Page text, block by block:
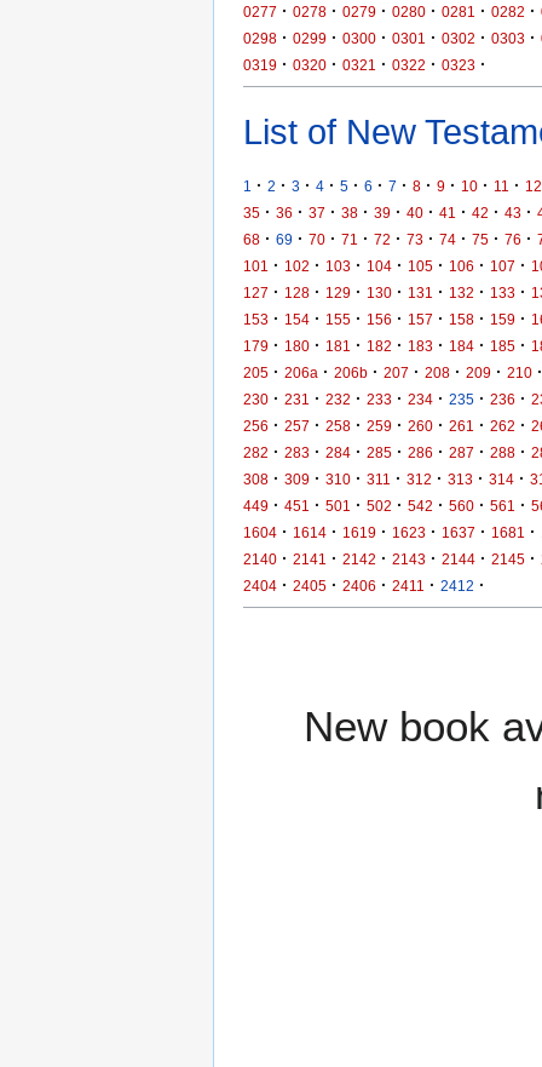
0277 · 0278 · 0279 · 0280 · 0281 · 0282 ·
0298 · 0299 · 0300 · 0301 · 0302 · 0303 ·
0319 · 0320 · 0321 · 0322 · 0323 ·
List of New
1 · 2 · 3 · 4 · 5 · 6 · 7 · 8 · 9 · 10 · 11 · 12
35 · 36 · 37 · 38 · 39 · 40 · 41 · 42 · 43 ·
68 · 69 · 70 · 71 · 72 · 73 · 74 · 75 · 76 ·
101
· 102 · 103 · 104 · 105 · 106 · 107 ·
127 · 128 · 129 · 130 · 131 · 132 · 133 ·
153 · 154 · 155 · 156 · 157 · 158 · 159 ·
179 · 180 · 181 · 182 · 183 · 184 · 185 ·
205 · 206a · 206b · 207 · 208 · 209 · 210 ·
230 · 231 · 232 · 233 · 234 · 235 · 236 ·
256 · 257 · 258 · 259 · 260 · 261 · 262 ·
282 · 283 · 284 · 285 · 286 · 287 · 288 ·
308 · 309 · 310 · 311 · 312 · 313 · 314 ·
449 · 451 · 501 · 502 · 542 · 560 · 561 ·
1604 · 1614 · 1619 · 1623 · 1637 · 1681 ·
2140 · 2141 · 2142 · 2143 · 2144 · 2145 ·
2404 · 2405 · 2406 · 2411 · 2412 ·
New book